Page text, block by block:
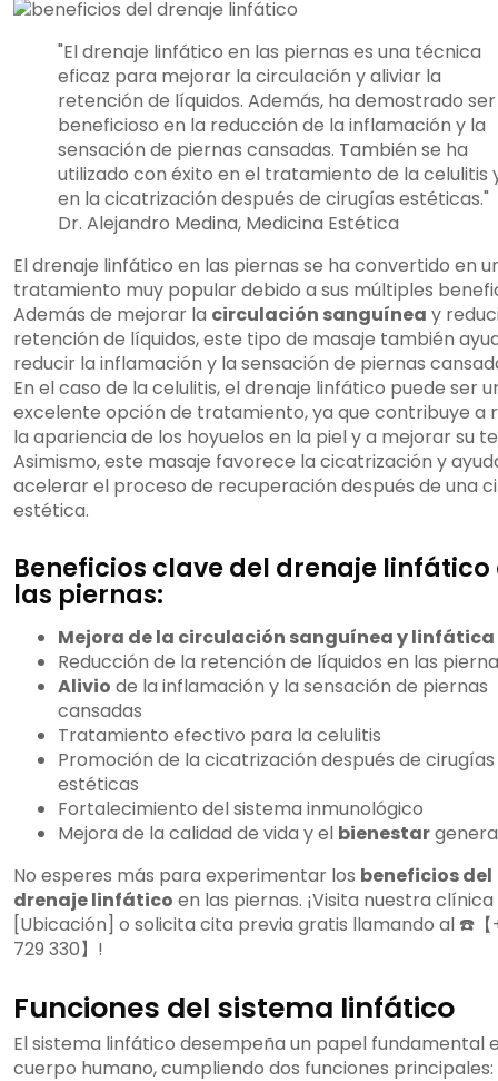
"El drenaje linfático en las piernas es una técnica
eficaz para mejorar la circulación y aliviar la
retención de líquidos. Además, ha demostrado ser
beneficioso en la reducción de la inflamación y la
sensación de piernas cansadas. También se ha
utilizado con éxito en el tratamiento de la celulitis
en la cicatrización después de cirugías estéticas."
Dr. Alejandro Medina, Medicina Estética
El drenaje linfático en las piernas se ha convertido en
tratamiento muy popular debido a sus múltiples
Además de mejorar la circulación sanguínea y
retención de líquidos, este tipo de masaje también
reducir la inflamación y la sensación de piernas
En el caso de la celulitis, el drenaje linfático puede ser
excelente opción de tratamiento, ya que contribuye a
la apariencia de los hoyuelos en la piel y a mejorar su
Asimismo, este masaje favorece la cicatrización y
acelerar el proceso de recuperación después de una
estética.
Beneficios clave del drenaje linfático
las piernas:
Mejora de la circulación sanguínea y linfática
Reducción de la retención de líquidos en las
Alivio de la inflamación y la sensación de piernas
cansadas
Tratamiento efectivo para la celulitis
Promoción de la cicatrización después de cirugías
estéticas
Fortalecimiento del sistema inmunológico
Mejora de la calidad de vida y el bienestar
No esperes más para experimentar los beneficios del
drenaje linfático en las piernas. ¡Visita nuestra
[Ubicación] o solicita cita previa gratis llamando al ☎️【
729 330】!
Funciones del sistema linfático
El sistema linfático desempeña un papel fundamental
cuerpo humano, cumpliendo dos funciones principales: